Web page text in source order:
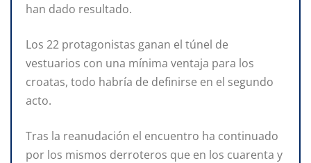
han dado resultado.
Los 22 protagonistas ganan el túnel de
vestuarios con una mínima ventaja para los
croatas, todo habría de definirse en el segundo
acto.
Tras la reanudación el encuentro ha continuado
por los mismos derroteros que en los cuarenta y